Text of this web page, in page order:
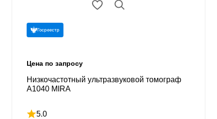
Госреестр
Цена по запросу
Низкочастотный ультразвуковой томограф
А1040 MIRA
5.0